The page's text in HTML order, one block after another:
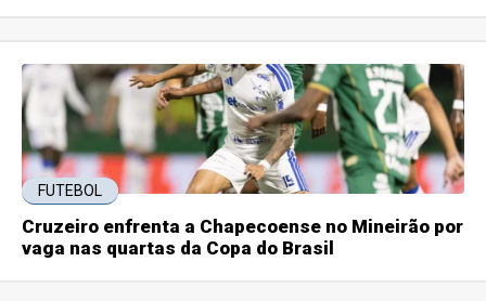
FUTEBOL
Cruzeiro enfrenta a Chapecoense no Mineirão por
vaga nas quartas da Copa do Brasil